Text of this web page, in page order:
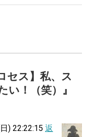
セス】私、ス
い！（笑）』
) 22:22:15 返